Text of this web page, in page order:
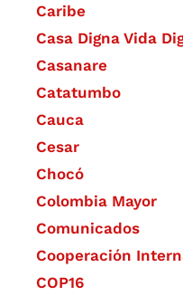
Caribe
Casa Digna Vida
Casanare
Catatumbo
Cauca
Cesar
Chocó
Colombia Mayor
Comunicados
Cooperación
COP16